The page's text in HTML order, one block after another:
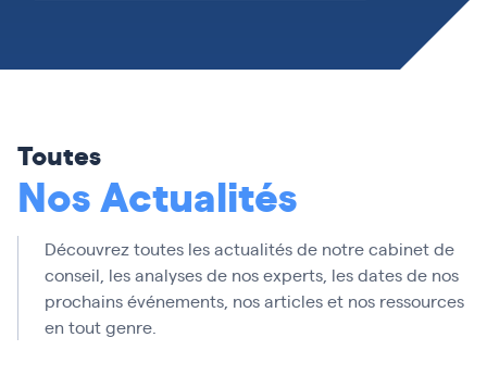
Toutes
Nos Actualités
Découvrez toutes les actualités de notre cabinet de
conseil, les analyses de nos experts, les dates de nos
prochains événements, nos articles et nos ressources
en tout genre.